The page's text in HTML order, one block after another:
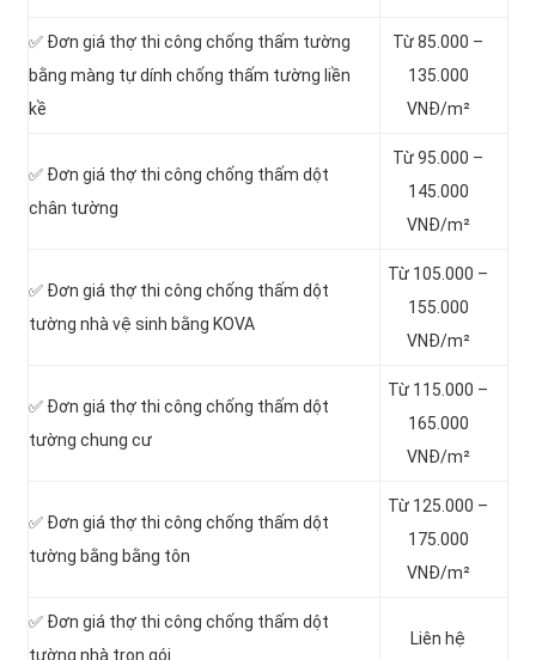
✅ Đơn giá thợ thi công chống thấm tường
bằng màng tự dính chống thấm tường liền
kề
Từ 85.000 –
135.000
VNĐ/m²
✅ Đơn giá thợ thi công chống thấm dột
chân tường
Từ 95.000 –
145.000
VNĐ/m²
✅ Đơn giá thợ thi công chống thấm dột
tường nhà vệ sinh bằng KOVA
Từ 105.000 –
155.000
VNĐ/m²
✅ Đơn giá thợ thi công chống thấm dột
tường chung cư
Từ 115.000 –
165.000
VNĐ/m²
✅ Đơn giá thợ thi công chống thấm dột
tường bằng bằng tôn
Từ 125.000 –
175.000
VNĐ/m²
✅ Đơn giá thợ thi công chống thấm dột
tường nhà trọn gói
Liên hệ